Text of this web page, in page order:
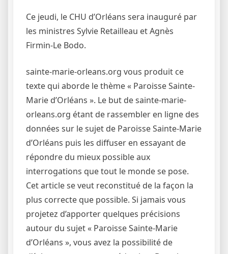
Ce jeudi, le CHU d’Orléans sera inauguré par
les ministres Sylvie Retailleau et Agnès
Firmin-Le Bodo.
sainte-marie-orleans.org vous produit ce
texte qui aborde le thème « Paroisse Sainte-
Marie d’Orléans ». Le but de sainte-marie-
orleans.org étant de rassembler en ligne des
données sur le sujet de Paroisse Sainte-Marie
d’Orléans puis les diffuser en essayant de
répondre du mieux possible aux
interrogations que tout le monde se pose.
Cet article se veut reconstitué de la façon la
plus correcte que possible. Si jamais vous
projetez d’apporter quelques précisions
autour du sujet « Paroisse Sainte-Marie
d’Orléans », vous avez la possibilité de